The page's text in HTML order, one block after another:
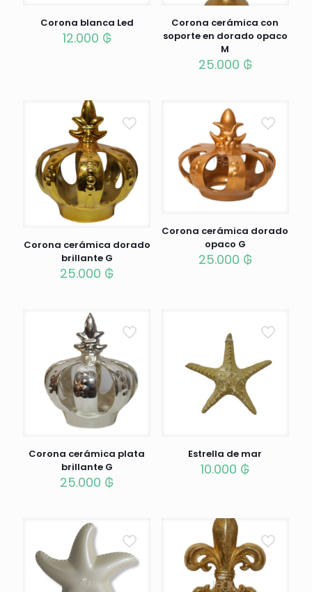
Corona blanca Led
12.000 ₲
Corona cerámica con
soporte en dorado opaco
M
25.000 ₲
Corona cerámica dorado
brillante G
25.000 ₲
Corona cerámica dorado
opaco G
25.000 ₲
Corona cerámica plata
brillante G
25.000 ₲
Estrella de mar
10.000 ₲